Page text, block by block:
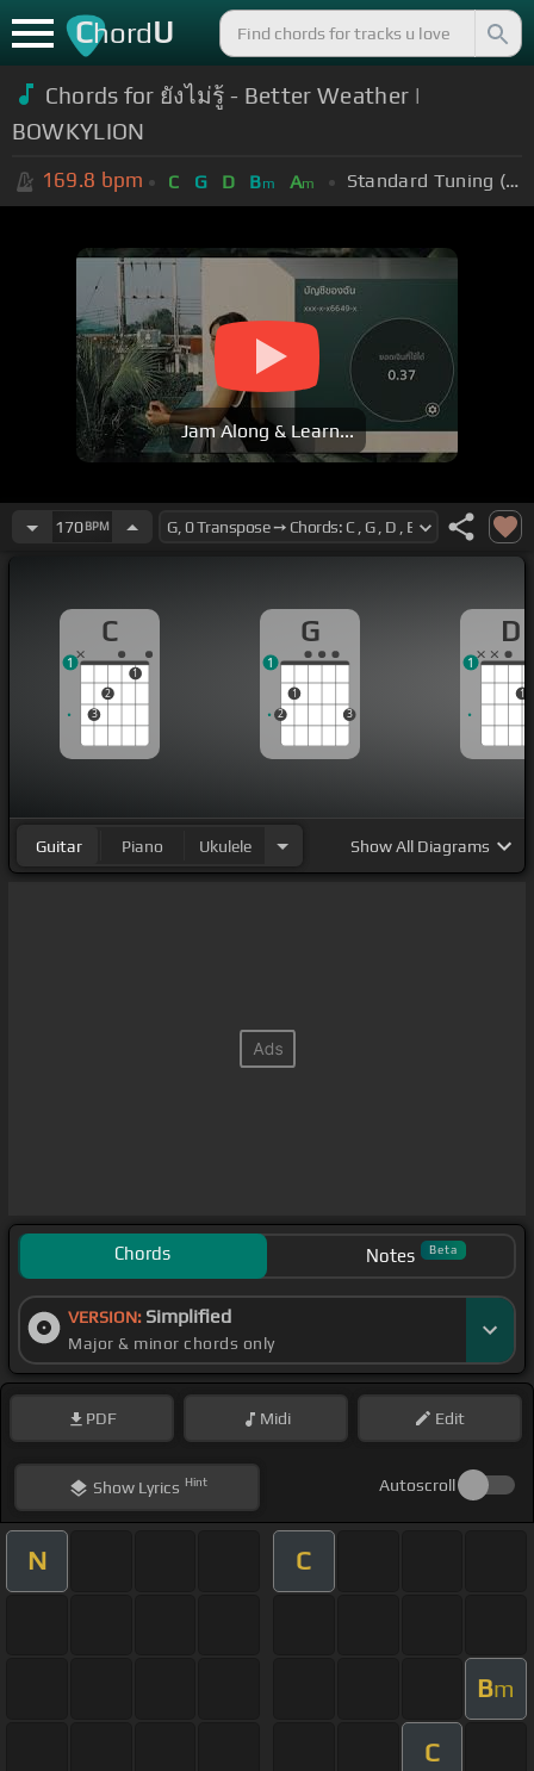
ChordU
Chords for ยังไม่รู้ - Better Weather |
BOWKYLION
169.8 bpm C G D Bm Am Standard Tuning (EADGBE)
Jam Along & Learn...
170BPM
C
3
2
1
1
G
2
1
3
1
D
1
1
Guitar Piano Ukulele ShowAll Diagrams
Chords Notes Beta
VERSION: Simplified
Major & minor chords only
PDF Midi Edit
ShowLyrics Hint Autoscroll
N C
Bm
C